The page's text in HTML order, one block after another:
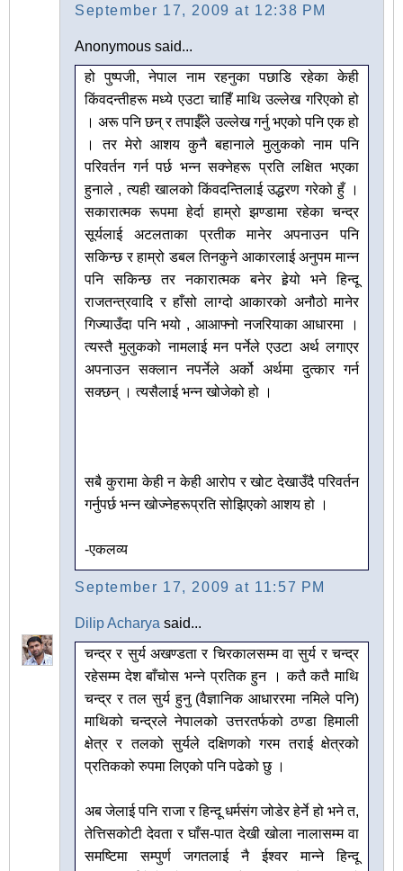
September 17, 2009 at 12:38 PM
Anonymous said...
हो पुष्पजी, नेपाल नाम रहनुका पछाडि रहेका केही
किंवदन्तीहरू मध्ये एउटा चाहिँ माथि उल्लेख गरिएको हो
। अरू पनि छन् र तपाईँले उल्लेख गर्नु भएको पनि एक हो
। तर मेरो आशय कुनै बहानाले मुलुकको नाम पनि
परिवर्तन गर्न पर्छ भन्न सक्नेहरू प्रति लक्षित भएका
हुनाले , त्यही खालको किंवदन्तिलाई उद्धरण गरेको हुँ ।
सकारात्मक रूपमा हेर्दा हाम्रो झण्डामा रहेका चन्द्र
सूर्यलाई अटलताका प्रतीक मानेर अपनाउन पनि
सकिन्छ र हाम्रो डबल तिनकुने आकारलाई अनुपम मान्न
पनि सकिन्छ तर नकारात्मक बनेर हेर्‍यो भने हिन्दू
राजतन्त्रवादि र हाँसो लाग्दो आकारको अनौठो मानेर
गिज्याउँदा पनि भयो , आआफ्नो नजरियाका आधारमा ।
त्यस्तै मुलुकको नामलाई मन पर्नेले एउटा अर्थ लगाएर
अपनाउन सक्लान नपर्नेले अर्को अर्थमा दुत्कार गर्न
सक्छन् । त्यसैलाई भन्न खोजेको हो ।
सबै कुरामा केही न केही आरोप र खोट देखाउँदै परिवर्तन
गर्नुपर्छ भन्न खोज्नेहरूप्रति सोझिएको आशय हो ।
-एकलव्य
September 17, 2009 at 11:57 PM
Dilip Acharya said...
चन्द्र र सुर्य अखण्डता र चिरकालसम्म वा सुर्य र चन्द्र
रहेसम्म देश बाँचोस भन्ने प्रतिक हुन । कतै कतै माथि
चन्द्र र तल सुर्य हुनु (वैज्ञानिक आधाररमा नमिले पनि)
माथिको चन्द्रले नेपालको उत्तरतर्फको ठण्डा हिमाली
क्षेत्र र तलको सुर्यले दक्षिणको गरम तराई क्षेत्रको
प्रतिकको रुपमा लिएको पनि पढेको छु ।
अब जेलाई पनि राजा र हिन्दू धर्मसंग जोडेर हेर्ने हो भने त,
तेत्तिसकोटी देवता र घाँस-पात देखी खोला नालासम्म वा
समष्टिमा सम्पुर्ण जगतलाई नै ईश्वर मान्ने हिन्दू